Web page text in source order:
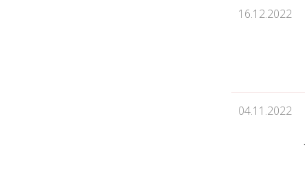
16.12.2022
04.11.2022